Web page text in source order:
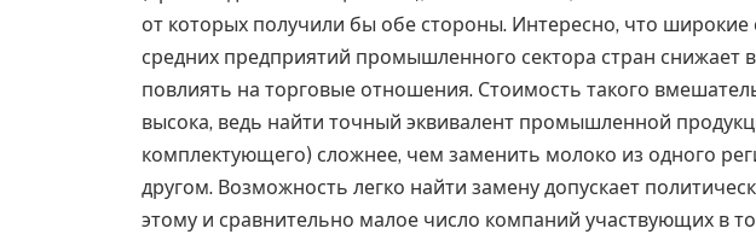
от которых получили бы обе стороны. Интересно, что широкие
средних предприятий промышленного сектора стран снижает
повлиять на торговые отношения. Стоимость такого
высока, ведь найти точный эквивалент промышленной
комплектующего) сложнее, чем заменить молоко из одного
другом. Возможность легко найти замену допускает
этому и сравнительно малое число компаний участвующих в